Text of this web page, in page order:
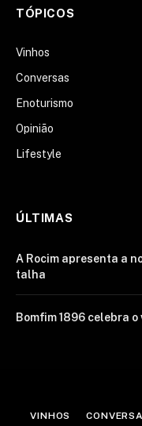
TÓPICOS
Vinhos
Conversas
Enoturismo
Opinião
Lifestyle
ÚLTIMAS
A Rocim apresenta a
talha
Bomfim 1896 celebra
VINHOS